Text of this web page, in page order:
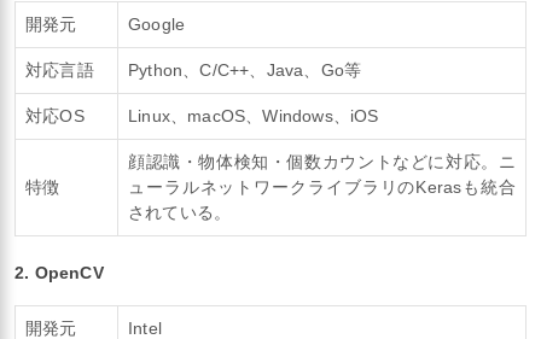
開発元 Google
対応言語 Python、C/C++、Java、Go等
対応OS Linux、macOS、Windows、iOS
特徴
顔認識・物体検知・個数カウントなどに対応。ニ
ューラルネットワークライブラリのKerasも統合
されている。
2. OpenCV
開発元 Intel